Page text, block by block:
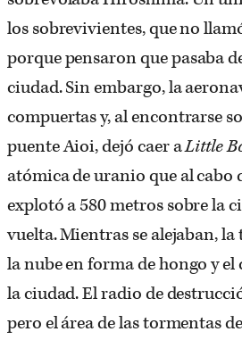
los sobrevivientes, que no
porque pensaron que pasaba
ciudad. Sin embargo, la
compuertas y, al encontrarse
puente Aioi, dejó caer aLittle
atómica de uranio que al cabo
explotó a 580 metros sobre la
vuelta. Mientras se alejaban,
la nube en forma de hongo y
la ciudad. El radio de
pero el área de las tormentas